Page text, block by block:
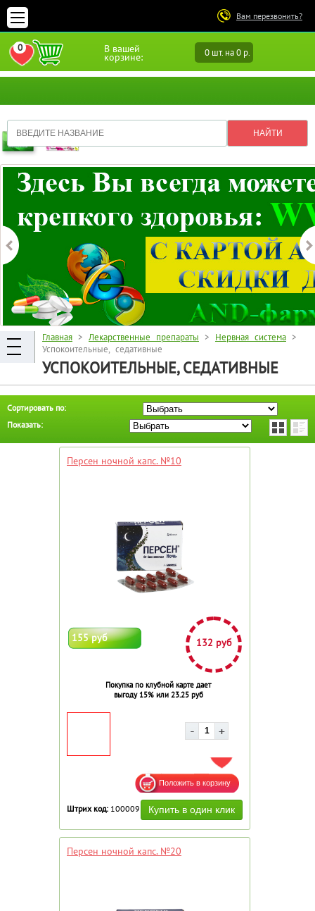
Вам перезвонить?
В вашей
корзине: 0 шт. на 0 р.
0
ПЕРЕЙТИ В ИЗБРАННОЕ
Главная > Лекарственные препараты > Нервная система >
Успокоительные, седативные
УСПОКОИТЕЛЬНЫЕ, СЕДАТИВНЫЕ
Сортировать по:
Показать:
Персен ночной капс. №10
155 руб 132 руб
Покупка по клубной карте дает
выгоду 15% или 23.25 руб
ДОБАВИТЬ В ИЗБРАННОЕ
Штрих код: 100009
Персен ночной капс. №20